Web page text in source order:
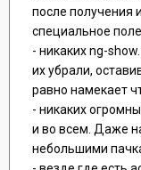
после получения
специальное
- никаких ng-
их убрали,
равно намекает
- никаких
и во всем. Даже
небольшими